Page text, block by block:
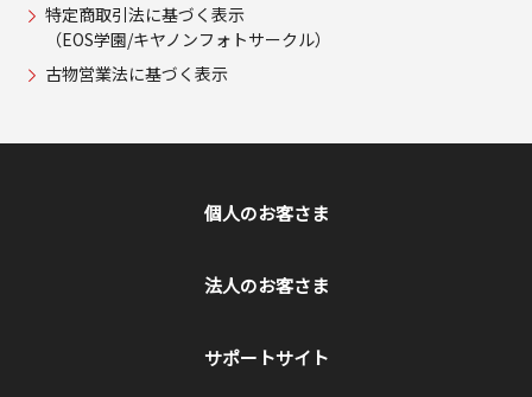
特定商取引法に基づく表示
（EOS学園/キヤノンフォトサークル）
古物営業法に基づく表示
個人のお客さま
法人のお客さま
サポートサイト